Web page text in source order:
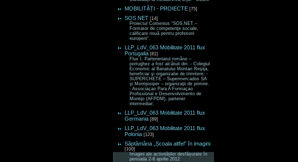
MOBILITĂȚI - PROIECTE [75]
SOS NET [14]
Proiectul Comenius “SOS.NET –
Formator de competenţe sociale,
calificare nouă pentru profesorii
europeni“.
LLP_LdV_063 Mobilitate 2011 flux
Portugalia [81]
Flux I. Parteneriatul româno –
portughez a fost alcătuit din: - Colegiul
Economic al Banatului Montan Reşiţa,
beneficiar şi organizatie de trimitere; -
SUPERCHETE – Supermercados SA
şi Montijosiper – organizaţii de primire.
- Associaçao Para A Formaçao
Profissional e Desenvolvimento de
Montijo (AFPDM), partener
intermediar;
LLP_LdV_063 Mobilitate 2011 flux
Germania [89]
LLP_LdV_063 Mobilitate 2011 flux
Polonia [123]
Săptămâna „Școala altfel” în imagini
[100]
Imagini ale activităților desfășurate în
perioada 2-6 aprilie 2012